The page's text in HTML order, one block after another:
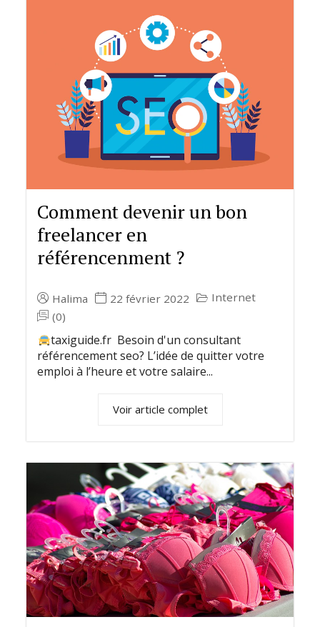
Comment devenir un bon
freelancer en
référencenment ?
Halima 22 février 2022
Internet
(0)
taxiguide.fr Besoin d'un consultant
référencement seo? L’idée de quitter votre
emploi à l’heure et votre salaire...
Voir article complet